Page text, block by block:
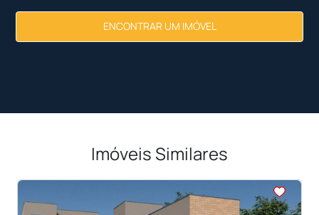
ENCONTRAR UM IMÓVEL
Imóveis Similares
<